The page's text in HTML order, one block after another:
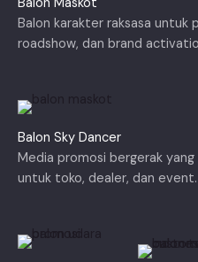
Balon karakter raksasa untuk
roadshow, dan brand
Balon Sky Dancer
Media promosi bergerak
untuk toko, dealer, dan event.